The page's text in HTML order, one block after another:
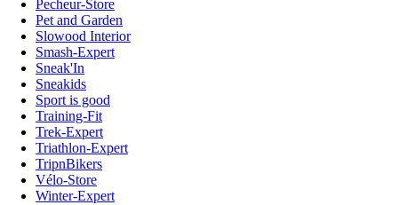
Pecheur-Store
Pet and Garden
Slowood Interior
Smash-Expert
Sneak'In
Sneakids
Sport is good
Training-Fit
Trek-Expert
Triathlon-Expert
TripnBikers
Vélo-Store
Winter-Expert